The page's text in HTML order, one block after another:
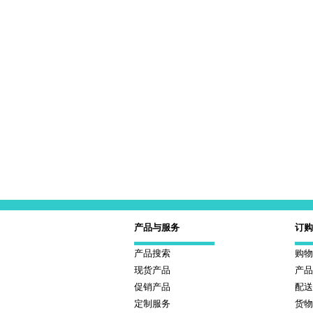
产品与服务
产品搜索
现货产品
促销产品
定制服务
订
购
产
配
货